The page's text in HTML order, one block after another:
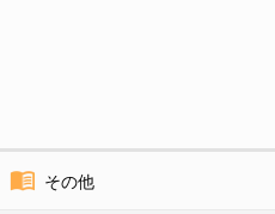
その他